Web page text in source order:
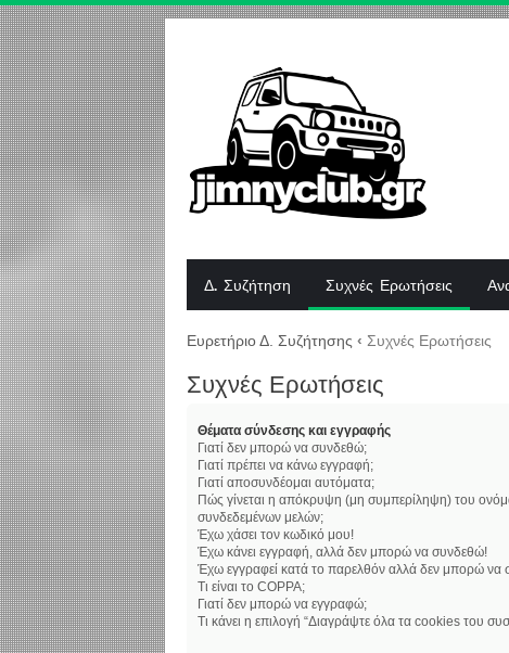
Δ. Συζήτηση Συχνές Ερωτήσεις
Ευρετήριο Δ. Συζήτησης ‹ Συχνές Ερωτήσεις
Συχνές Ερωτήσεις
Θέματα σύνδεσης και εγγραφής
Γιατί δεν μπορώ να συνδεθώ;
Γιατί πρέπει να κάνω εγγραφή;
Γιατί αποσυνδέομαι αυτόματα;
Πώς γίνεται η απόκρυψη (μη συμπερίληψη) του
συνδεδεμένων μελών;
Έχω χάσει τον κωδικό μου!
Έχω κάνει εγγραφή, αλλά δεν μπορώ να συνδεθώ!
Έχω εγγραφεί κατά το παρελθόν αλλά δεν μπορώ να
Τι είναι το COPPA;
Γιατί δεν μπορώ να εγγραφώ;
Τι κάνει η επιλογή “Διαγράψτε όλα τα cookies του